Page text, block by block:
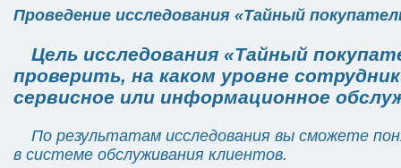
Проведение исследования «Тайный
Цель исследования «Тайный
проверить, на каком уровне
сервисное или информационное
По результатам исследования вы сможете
в системе обслуживания клиентов.